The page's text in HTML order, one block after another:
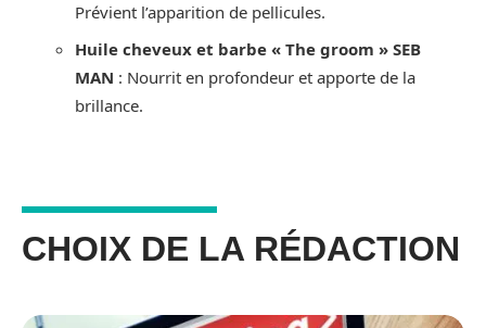
Prévient l’apparition de pellicules.
Huile cheveux et barbe « The groom » SEB
MAN : Nourrit en profondeur et apporte de la
brillance.
CHOIX DE LA RÉDACTION